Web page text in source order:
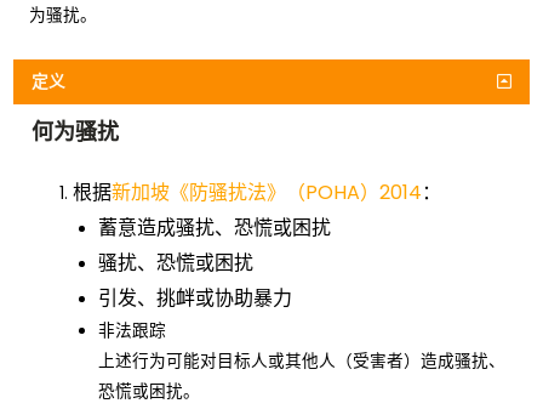
为骚扰。
定义
何为骚扰
根据新加坡《防骚扰法》（POHA）2014：
蓄意造成骚扰、恐慌或困扰
骚扰、恐慌或困扰
引发、挑衅或协助暴力
非法跟踪
上述行为可能对目标人或其他人（受害者）造成骚扰、
恐慌或困扰。